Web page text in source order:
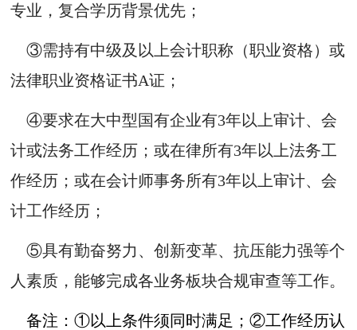
专业，复合学历背景优先；
③需持有中级及以上会计职称（职业资格）或
法律职业资格证书A证；
④要求在大中型国有企业有3年以上审计、会
计或法务工作经历；或在律所有3年以上法务工
作经历；或在会计师事务所有3年以上审计、会
计工作经历；
⑤具有勤奋努力、创新变革、抗压能力强等个
人素质，能够完成各业务板块合规审查等工作。
备注：①以上条件须同时满足；②工作经历认